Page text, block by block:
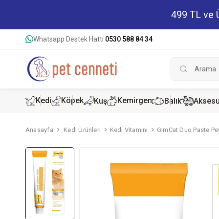
499 TL ve
Whatsapp Destek Hattı 0530 588 84 34
Kedi
Kedi
Köpek
Köpek
Kuş Kemirgen
Tavşan
Balık
Anasayfa Kedi Ürünleri Kedi Vitamini GimCat Duo Paste